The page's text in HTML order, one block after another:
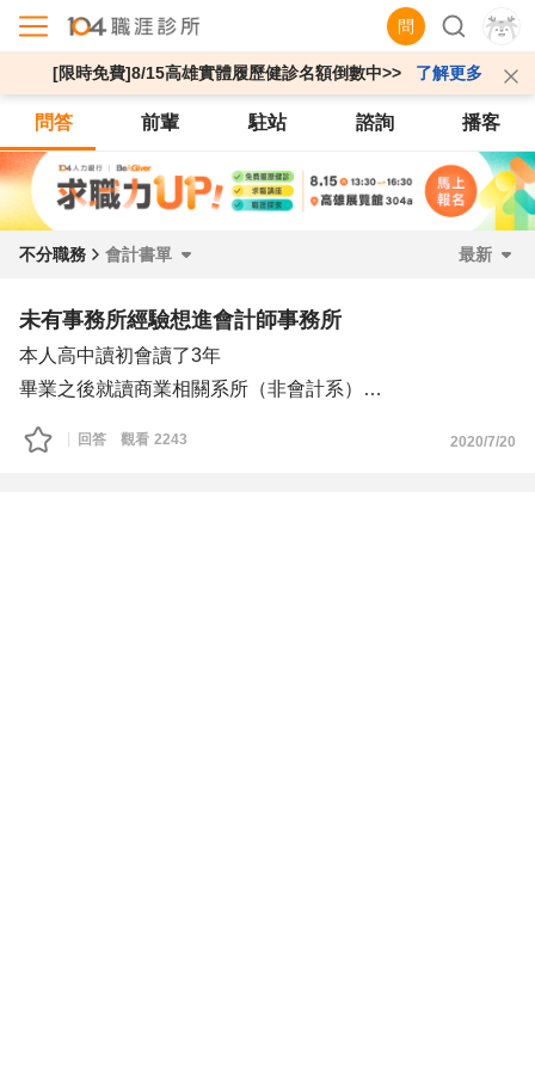
問
[限時免費]8/15高雄實體履歷健診名額倒數中>> 了解更多
問答 前輩 駐站 諮詢 播客
不分職務 會計書單 最新
未有事務所經驗想進會計師事務所
本人高中讀初會讀了3年
畢業之後就讀商業相關系所（非會計系）
沒有任何的會計相關工作經驗
最近都有陸陸續續面試會計師事務所
回答 觀看 2243 2020/7/20